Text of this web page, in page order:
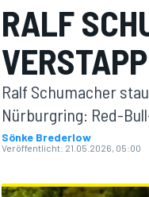
MOTOGP
RALF
Ralf Schumacher
Nürburgring: Red-
Sönke Brederlow
Veröffentlicht: 21.05.2026, 05:00